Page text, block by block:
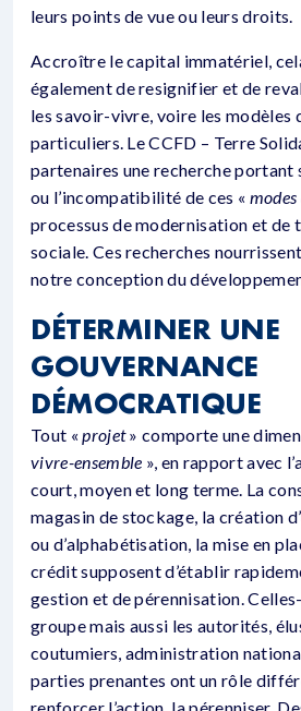
leurs points de vue ou leurs droits.
Accroître le capital immatériel,
également de resignifier et de
les savoir-vivre, voire les modèles
particuliers. Le CCFD – Terre
partenaires une re­cherche
ou l’incompatibilité de ces «
processus de modernisation et de
sociale. Ces recherches
notre conception du
DÉTERMINER UNE
GOUVERNANCE
DÉMOCRATIQUE
Tout «projet» comporte une
vivre-ensemble », en rapport avec
court, moyen et long terme. La
magasin de stockage, la création
ou d’alphabétisation, la mise en
crédit supposent d’établir
gestion et de pérennisation.
groupe mais aussi les autorités,
coutumiers, administration
parties prenantes ont un rôle